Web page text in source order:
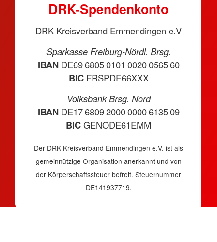
DRK-Spendenkonto
DRK-Kreisverband Emmendingen e.V
Sparkasse Freiburg-Nördl. Brsg.
IBANDE69 6805 0101 0020 0565 60
BICFRSPDE66XXX
Volksbank Brsg. Nord
IBANDE17 6809 2000 0000 6135 09
BICGENODE61EMM
Der DRK-Kreisverband Emmendingen e.V. ist als
gemeinnützige Organisation anerkannt und von
der Körperschaftssteuer befreit. Steuernummer
DE141937719.